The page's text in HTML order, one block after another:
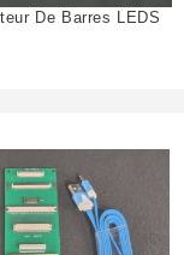
De Barres LEDS